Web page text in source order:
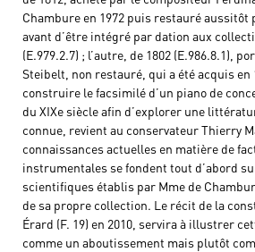
Chambure en 1972 puis restauré aussitôt
avant d’être intégré par dation aux
(E.979.2.7) ; l’autre, de 1802 (E.986.8.1),
Steibelt, non restauré, qui a été acquis en
construire le facsimilé d’un piano de
du XIXe siècle afin d’explorer une
connue, revient au conservateur Thierry
connaissances actuelles en matière de
instrumentales se fondent tout d’abord
scientifiques établis par Mme de
de sa propre collection. Le récit de la
Érard (F. 19) en 2010, servira à illustrer
comme un aboutissement mais plutôt